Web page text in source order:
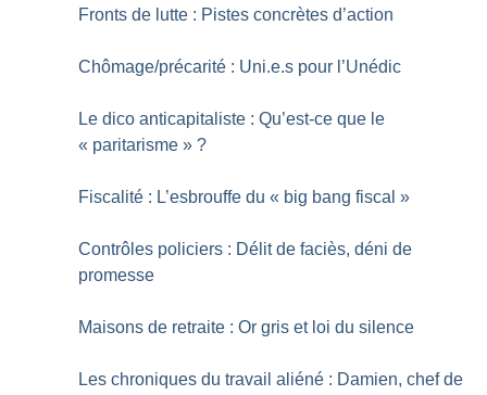
Fronts de lutte : Pistes concrètes d’action
Chômage/précarité : Uni.e.s pour l’Unédic
Le dico anticapitaliste : Qu’est-ce que le
« paritarisme » ?
Fiscalité : L’esbrouffe du « big bang fiscal »
Contrôles policiers : Délit de faciès, déni de
promesse
Maisons de retraite : Or gris et loi du silence
Les chroniques du travail aliéné : Damien, chef de